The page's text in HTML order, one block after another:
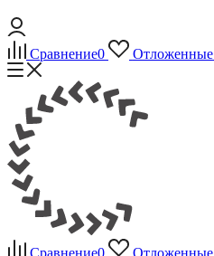
Сравнение0 Отложенные